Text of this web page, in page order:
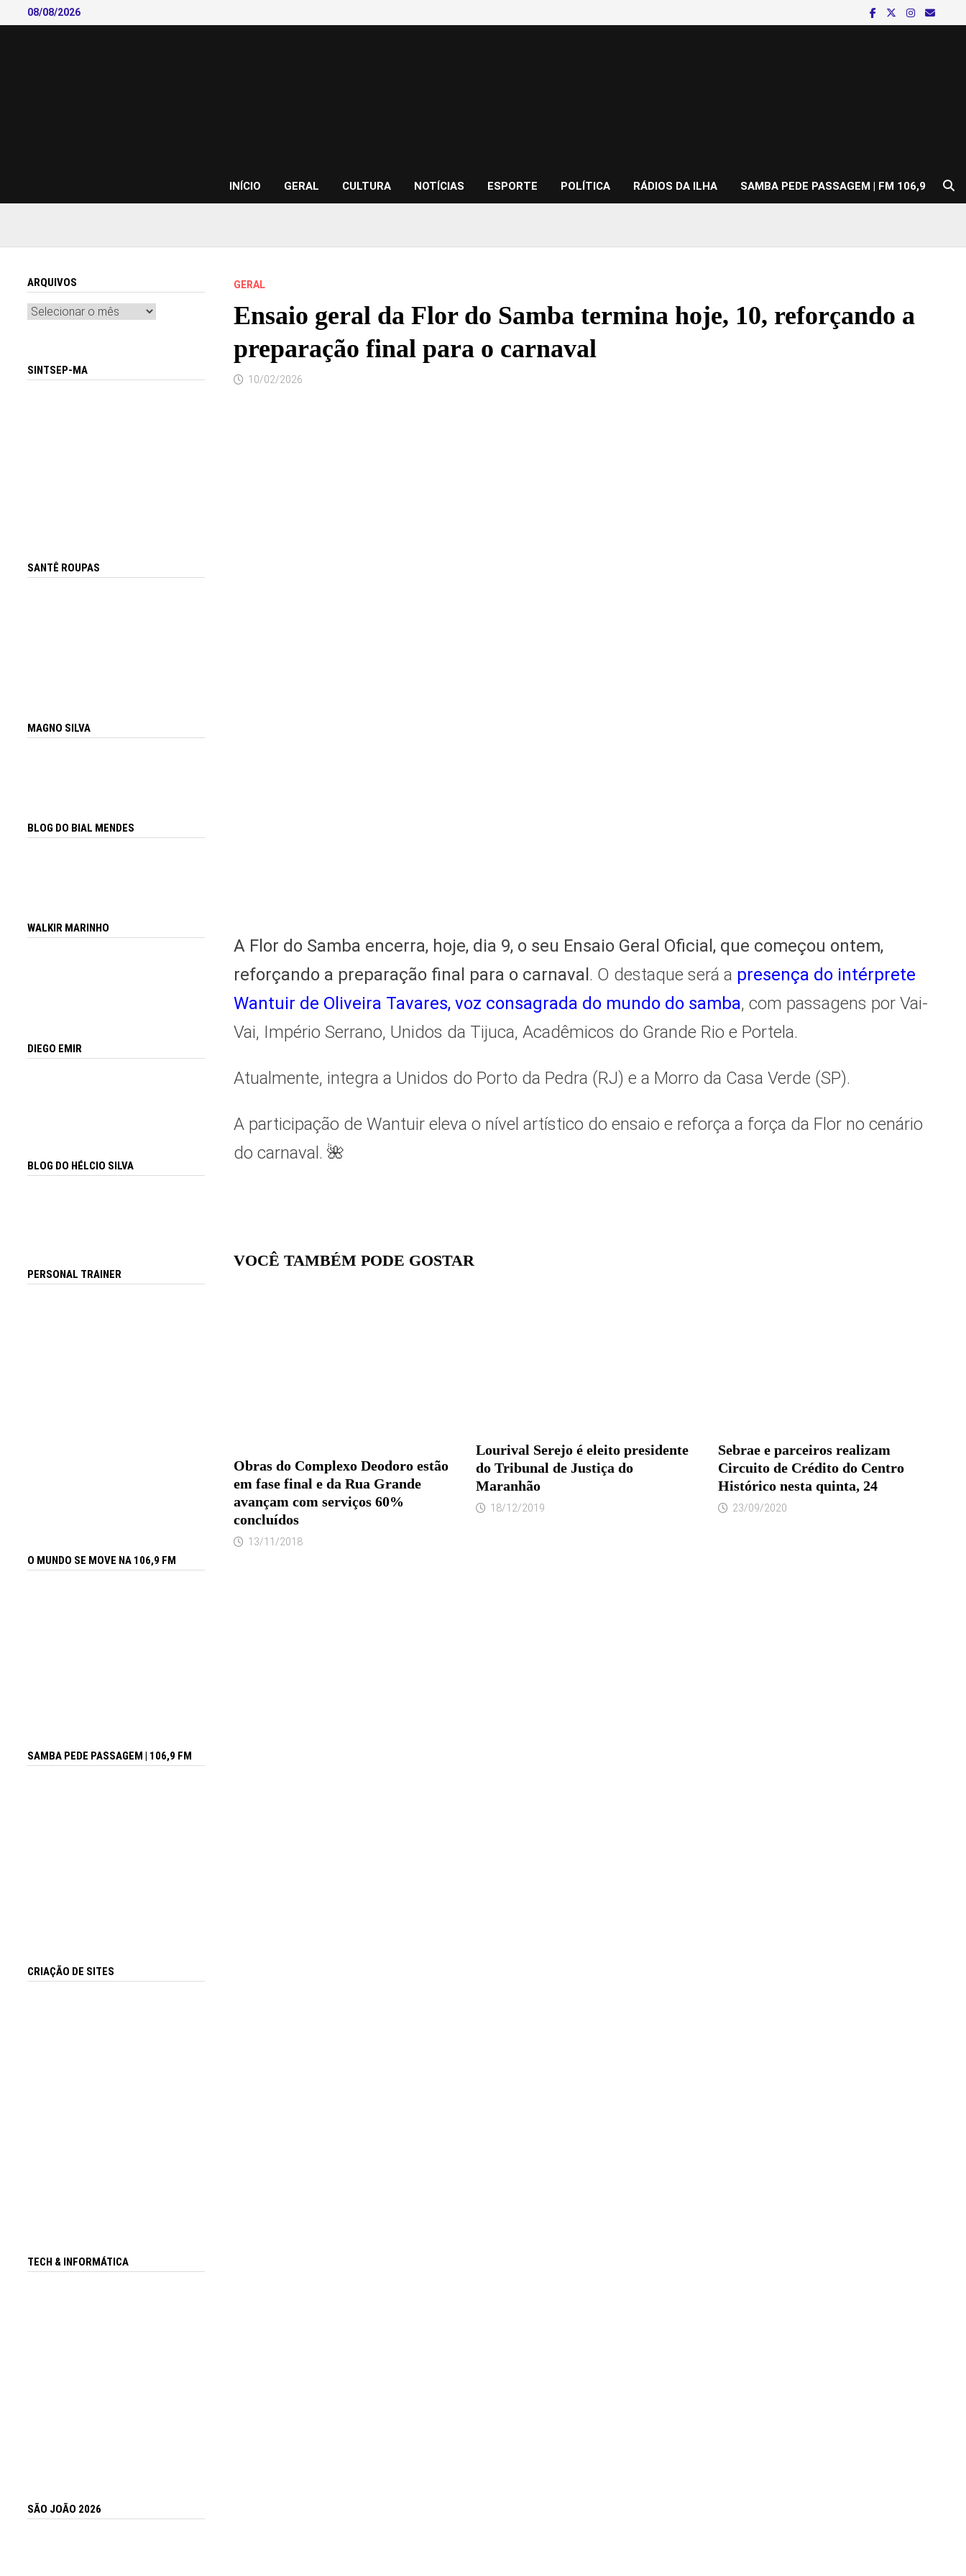
to
08/08/2026
INÍCIO GERAL CULTURA NOTÍCIAS ESPORTE POLÍTICA RÁDIOS DA ILHA SAMBA PEDE PASSAGEM | FM 106,9
GERAL
Ensaio geral da Flor do Samba termina hoje, 10, reforçando a
preparação final para o carnaval
10/02/2026
A Flor do Samba encerra, hoje, dia 9, o seu Ensaio Geral Oficial, que começou ontem,
reforçando a preparação final para o carnaval . O destaque será a presença do intérprete
Wantuir de Oliveira Tavares, voz consagrada do mundo do samba, com passagens por Vai-
Vai, Império Serrano, Unidos da Tijuca, Acadêmicos do Grande Rio e Portela.
Atualmente, integra a Unidos do Porto da Pedra (RJ) e a Morro da Casa Verde (SP).
A participação de Wantuir eleva o nível artístico do ensaio e reforça a força da Flor no cenário
do carnaval. 🌺
VOCÊ TAMBÉM PODE GOSTAR
Obras do Complexo Deodoro estão
em fase final e da Rua Grande
avançam com serviços 60%
concluídos
13/11/2018
Lourival Serejo é eleito presidente
do Tribunal de Justiça do
Maranhão
18/12/2019
Sebrae e parceiros realizam
Circuito de Crédito do Centro
Histórico nesta quinta, 24
23/09/2020
ARQUIVOS
Arquivos
SINTSEP-MA
SANTÊ ROUPAS
MAGNO SILVA
BLOG DO BIAL MENDES
WALKIR MARINHO
DIEGO EMIR
BLOG DO HÉLCIO SILVA
PERSONAL TRAINER
O MUNDO SE MOVE NA 106,9 FM
SAMBA PEDE PASSAGEM | 106,9 FM
CRIAÇÃO DE SITES
TECH & INFORMÁTICA
SÃO JOÃO 2026